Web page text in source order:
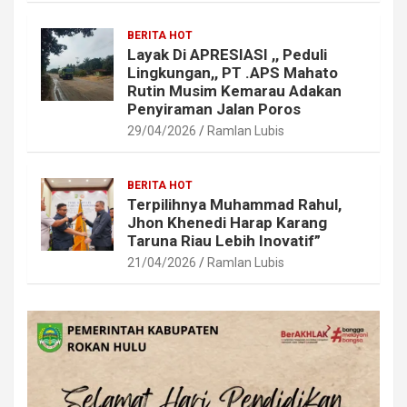
BERITA HOT
Layak Di APRESIASI ,, Peduli
Lingkungan,, PT .APS Mahato
Rutin Musim Kemarau Adakan
Penyiraman Jalan Poros
29/04/2026 Ramlan Lubis
BERITA HOT
Terpilihnya Muhammad Rahul,
Jhon Khenedi Harap Karang
Taruna Riau Lebih Inovatif”
21/04/2026 Ramlan Lubis